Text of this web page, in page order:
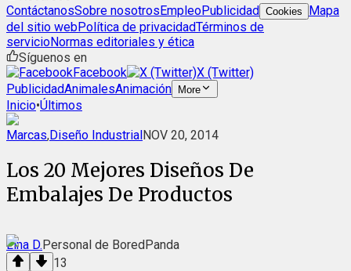
ContáctanosSobre nosotrosEmpleoPublicidad Cookies
Mapa
del sitio webPolítica de privacidadTérminos de
servicioNormas editoriales y ética
Síguenos en
Facebook
X (Twitter)
PublicidadAnimalesAnimación More
Inicio•Últimos
Marcas,Diseño IndustrialNOV 20, 2014
Los 20 Mejores Diseños De
Embalajes De Productos
Lina D.Personal de BoredPanda
13